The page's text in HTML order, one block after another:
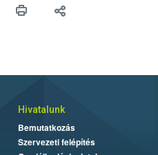
Hivatalunk
Bemutatkozás
Szervezeti felépítés